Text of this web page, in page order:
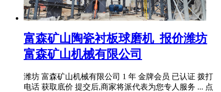
富森矿山陶瓷衬板球磨机_报价潍坊
富森矿山机械有限公司
潍坊 富森矿山机械有限公司 1 年 金牌会员 已认证 拨打
电话 获取底价 提交后,商家将派代表为您专人服务 ... 点